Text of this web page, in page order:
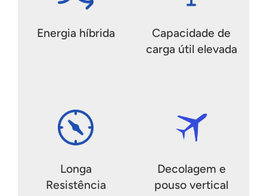
Energia híbrida
Capacidade de
carga útil elevada
Longa
Resistência
Decolagem e
pouso vertical